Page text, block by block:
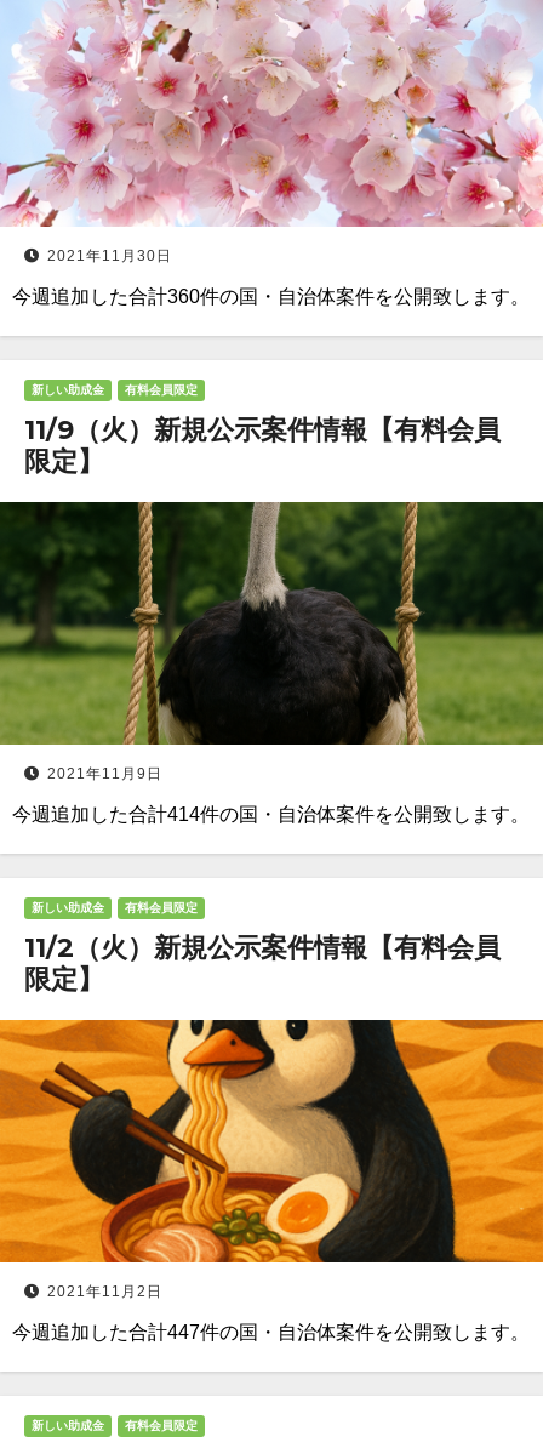
2021年11月30日
今週追加した合計360件の国・自治体案件を公開致します。
新しい助成金 有料会員限定
11/9（火）新規公示案件情報【有料会員
限定】
2021年11月9日
今週追加した合計414件の国・自治体案件を公開致します。
新しい助成金 有料会員限定
11/2（火）新規公示案件情報【有料会員
限定】
2021年11月2日
今週追加した合計447件の国・自治体案件を公開致します。
新しい助成金 有料会員限定